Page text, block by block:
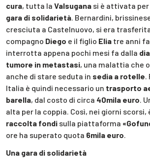
cura, tutta la Valsugana si è attivata
gara di solidarietà . Bernardini,
cresciuta a Castelnuovo, si era
compagno Diego e il figlio Elia tre anni
interrotta appena pochi mesi fa dalla
tumore in metastasi, una malattia che
anche di stare seduta in sedia a rotelle
Italia è quindi necessario un trasporto
barella, dal costo di circa 40mila euro .
alta per la coppia. Così, nei giorni scorsi,
raccolta fondi sulla piattaforma
ore ha superato quota 6mila euro
Una gara di solidarietà